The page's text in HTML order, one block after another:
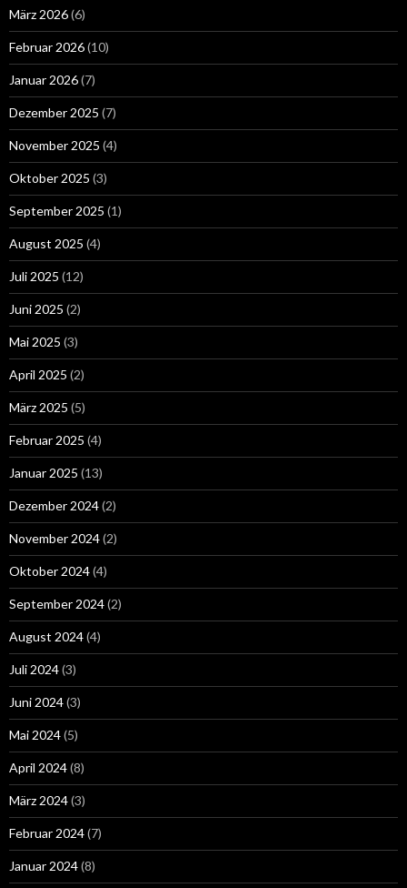
März 2026(6)
Februar 2026(10)
Januar 2026(7)
Dezember 2025 (7)
November 2025 (4)
Oktober 2025 (3)
September 2025 (1)
August 2025 (4)
Juli 2025 (12)
Juni 2025 (2)
Mai 2025 (3)
April 2025 (2)
März 2025 (5)
Februar 2025 (4)
Januar 2025 (13)
Dezember 2024(2)
November 2024(2)
Oktober 2024(4)
September 2024(2)
August 2024(4)
Juli 2024(3)
Juni 2024(3)
Mai 2024(5)
April 2024(8)
März 2024(3)
Februar 2024(7)
Januar 2024(8)